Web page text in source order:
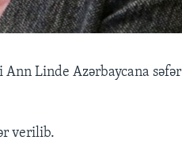
Linde Azərbaycana səfər
verilib.